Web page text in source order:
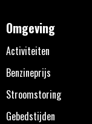
Omgeving
Activiteiten
Benzineprijs
Stroomstoring
Gebedstijden